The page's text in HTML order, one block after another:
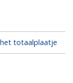
het totaalplaatje